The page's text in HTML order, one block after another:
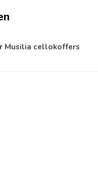
Musilia cellokoffers